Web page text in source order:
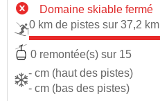
Domaine skiable fermé
0 km de pistes sur 37,2 km
0 remontée(s) sur 15
- cm (haut des pistes)
- cm (bas des pistes)